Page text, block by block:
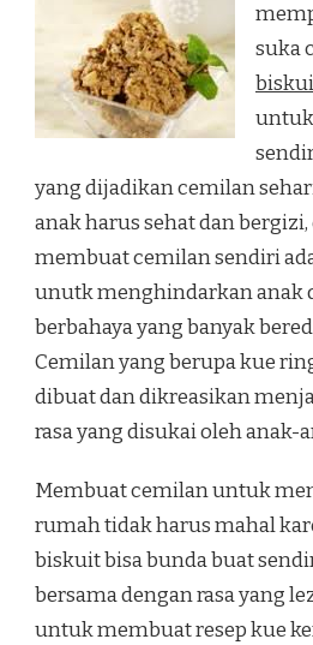
suka
yang dijadikan cemilan
anak harus sehat dan
membuat cemilan sendiri
unutk menghindarkan anak
berbahaya yang banyak
Cemilan yang berupa kue
dibuat dan dikreasikan
rasa yang disukai oleh anak-
Membuat cemilan untuk
rumah tidak harus mahal
biskuit bisa bunda buat
bersama dengan rasa yang
untuk membuat resep kue